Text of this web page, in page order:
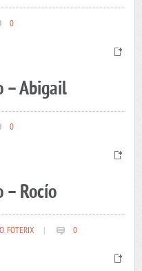
0
– Abigail
0
– Rocío
,FOTERIX 0